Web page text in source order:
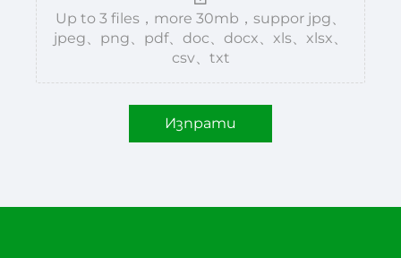
Up to 3 files，more 30mb，suppor jpg、
jpeg、png、pdf、doc、docx、xls、xlsx、
csv、txt
Изпрати